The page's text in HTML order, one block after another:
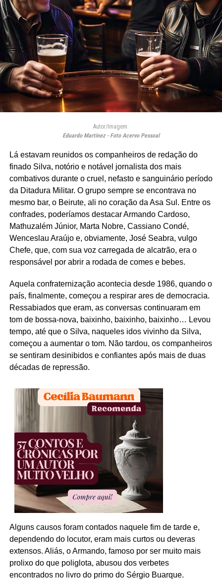
Autor/Imagem:
Eduardo Martínez - Foto Acervo Pessoal
Lá estavam reunidos os companheiros de redação do
finado Silva, notório e notável jornalista dos mais
combativos durante o cruel, nefasto e sanguinário período
da Ditadura Militar. O grupo sempre se encontrava no
mesmo bar, o Beirute, ali no coração da Asa Sul. Entre os
confrades, poderíamos destacar Armando Cardoso,
Mathuzalém Júnior, Marta Nobre, Cassiano Condé,
Wenceslau Araújo e, obviamente, José Seabra, vulgo
Chefe, que, com sua voz carregada de alcatrão, era o
responsável por abrir a rodada de comes e bebes.
Aquela confraternização acontecia desde 1986, quando o
país, finalmente, começou a respirar ares de democracia.
Ressabiados que eram, as conversas continuaram em
tom de bossa-nova, baixinho, baixinho, baixinho… Levou
tempo, até que o Silva, naqueles idos vivinho da Silva,
começou a aumentar o tom. Não tardou, os companheiros
se sentiram desinibidos e confiantes após mais de duas
décadas de repressão.
Alguns causos foram contados naquele fim de tarde e,
dependendo do locutor, eram mais curtos ou deveras
extensos. Aliás, o Armando, famoso por ser muito mais
prolixo do que poliglota, abusou dos verbetes
encontrados no livro do primo do Sérgio Buarque.